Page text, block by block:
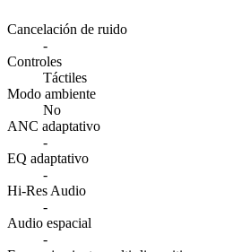
Cancelación de ruido
-
Controles
Táctiles
Modo ambiente
No
ANC adaptativo
-
EQ adaptativo
-
Hi-Res Audio
-
Audio espacial
-